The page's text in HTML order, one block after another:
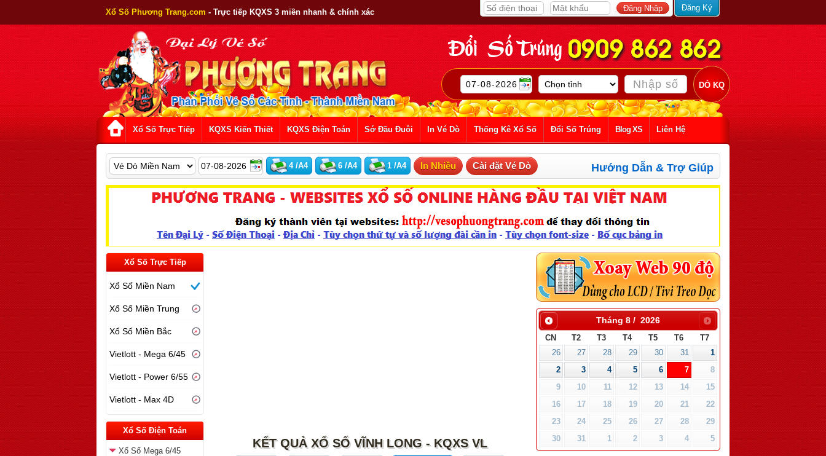
Xổ Số Phương Trang.com - Trực tiếp KQXS 3 miền nhanh & chính xác Đăng Ký
Xổ Số Trực Tiếp KQXS Kiến Thiết KQXS Điện Toán Sớ Đầu Đuôi In Vé Dò Thống Kê Xổ Số Đổi Số Trúng Blog XS Liên Hệ
In Nhiều Cài đặt Vé Dò Hướng Dẫn & Trợ Giúp
Xổ Số Trực Tiếp
Xổ Số Miền Nam
Xổ Số Miền Trung
Xổ Số Miền Bắc
Vietlott - Mega 6/45
Vietlott - Power 6/55
Vietlott - Max 4D
Xổ Số Điện Toán
Xổ Số Mega 6/45
KẾT QUẢ XỔ SỐ VĨNH LONG - KQXS VL
Tháng 8 / 2026
CN T2 T3 T4 T5 T6
T7
26
27 28 29 30 31
1
2
3 4 5 6 7
8
9
10 11 12 13 14
15
16
17 18 19 20 21
22
23
24 25 26 27 28
29
30
31 1 2 3 4 5